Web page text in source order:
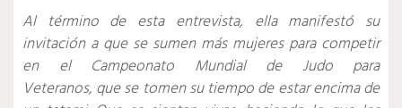
Al término de esta entrevista, ella manifestó su
invitación a que se sumen más mujeres para competir
en el Campeonato Mundial de Judo para
Veteranos, que se tomen su tiempo de estar encima de